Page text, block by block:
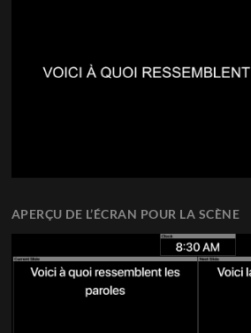
APERÇU DE L’ÉCRAN POUR LA SCÈNE